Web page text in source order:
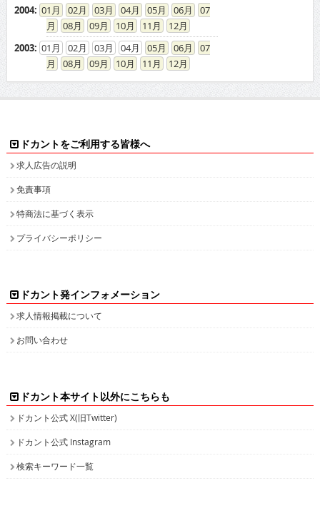
2004: 01 02 03 04 05 06
07
08
09 10 11
12
2003: 01 02 03 04 05 06
07
08
09 10 11 12
ドカントをご利用する皆様へ
求人広告の説明
免責事項
特商法に基づく表示
プライバシーポリシー
ドカント発インフォメーション
求人情報掲載について
お問い合わせ
ドカント本サイト以外にこちらも
ドカント公式 X(旧Twitter)
ドカント公式 Instagram
検索キーワード一覧